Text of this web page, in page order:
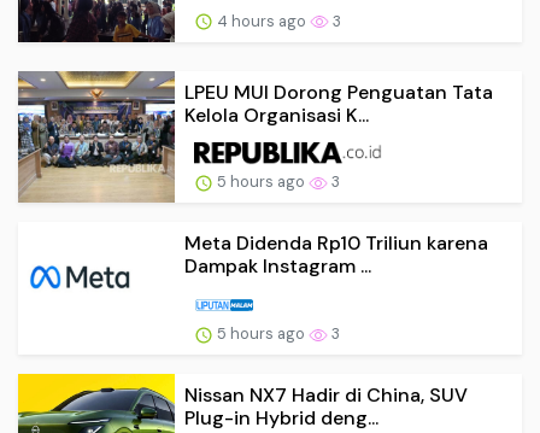
4 hours ago 3
LPEU MUI Dorong Penguatan Tata
Kelola Organisasi K...
5 hours ago 3
Meta Didenda Rp10 Triliun karena
Dampak Instagram ...
5 hours ago 3
Nissan NX7 Hadir di China, SUV
Plug-in Hybrid deng...